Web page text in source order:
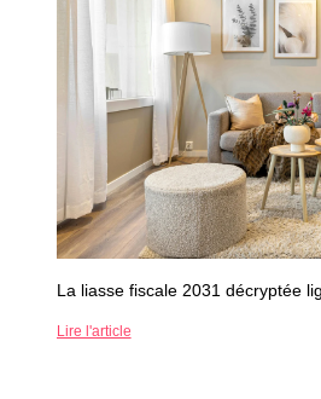
La liasse fiscale 2031 décryptée
Lire l'article